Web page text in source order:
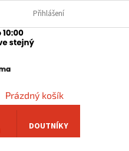
Přihlášení
NÁKUPNÍ
KOŠÍK
Prázdný košík
DOUTNÍKY